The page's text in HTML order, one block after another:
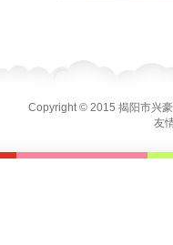
Copyright © 2015 揭阳市兴
友